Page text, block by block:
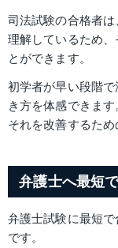
司法試験の合格者
理解しているため
とができます。
初学者が早い段階
き方を体感できま
それを改善するため
弁護士へ最短
弁護士試験に最短
です。